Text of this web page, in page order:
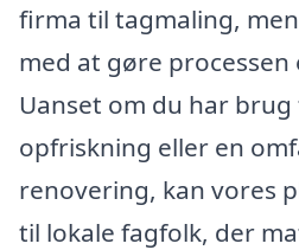
firma til tagmaling,
med at gøre processen
Uanset om du har brug
opfriskning eller en
renovering, kan vores
til lokale fagfolk, der